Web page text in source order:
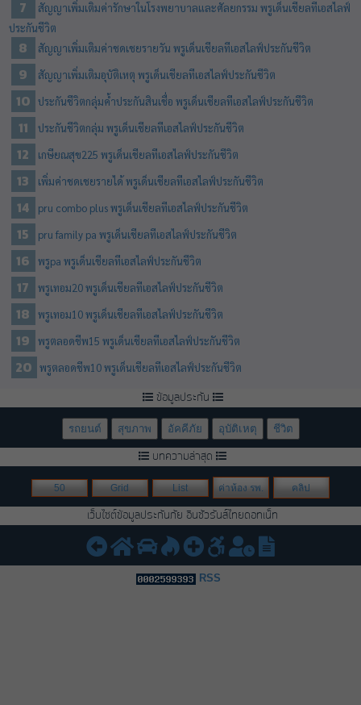
สัญญาเพิ่มเติมค่ารักษาในโรงพยาบาลและศัลยกรรม พรูเด็นเชียลทีเอสไลฟ์
ประกันชีวิต
สัญญาเพิ่มเติมค่าชดเชยรายวัน พรูเด็นเชียลทีเอสไลฟ์ประกันชีวิต
สัญญาเพิ่มเติมอุบัติเหตุ พรูเด็นเชียลทีเอสไลฟ์ประกันชีวิต
ประกันชีวิตกลุ่มค้ำประกันสินเชื่อ พรูเด็นเชียลทีเอสไลฟ์ประกันชีวิต
ประกันชีวิตกลุ่ม พรูเด็นเชียลทีเอสไลฟ์ประกันชีวิต
เกษียณสุข225 พรูเด็นเชียลทีเอสไลฟ์ประกันชีวิต
เพิ่มค่าชดเชยรายได้ พรูเด็นเชียลทีเอสไลฟ์ประกันชีวิต
pru combo plus พรูเด็นเชียลทีเอสไลฟ์ประกันชีวิต
pru family pa พรูเด็นเชียลทีเอสไลฟ์ประกันชีวิต
พรูpa พรูเด็นเชียลทีเอสไลฟ์ประกันชีวิต
พรูเทอม20 พรูเด็นเชียลทีเอสไลฟ์ประกันชีวิต
พรูเทอม10 พรูเด็นเชียลทีเอสไลฟ์ประกันชีวิต
พรูตลอดชีพ15 พรูเด็นเชียลทีเอสไลฟ์ประกันชีวิต
พรูตลอดชีพ10 พรูเด็นเชียลทีเอสไลฟ์ประกันชีวิต
ข้อมูลประกัน
รถยนต์ สุขภาพ อัคคีภัย อุบัติเหตุ ชีวิต
บทความล่าสุด
50 Grid List ค่าห้อง รพ. คลิป
เว็บไซต์ข้อมูลประกันภัย อินชัวรันส์ไทยดอทเน็ท
RSS